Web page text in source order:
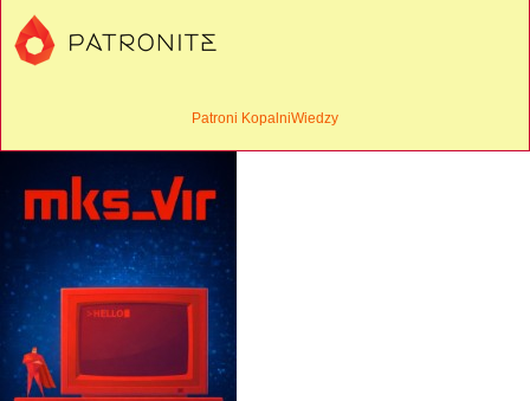
Patroni KopalniWiedzy